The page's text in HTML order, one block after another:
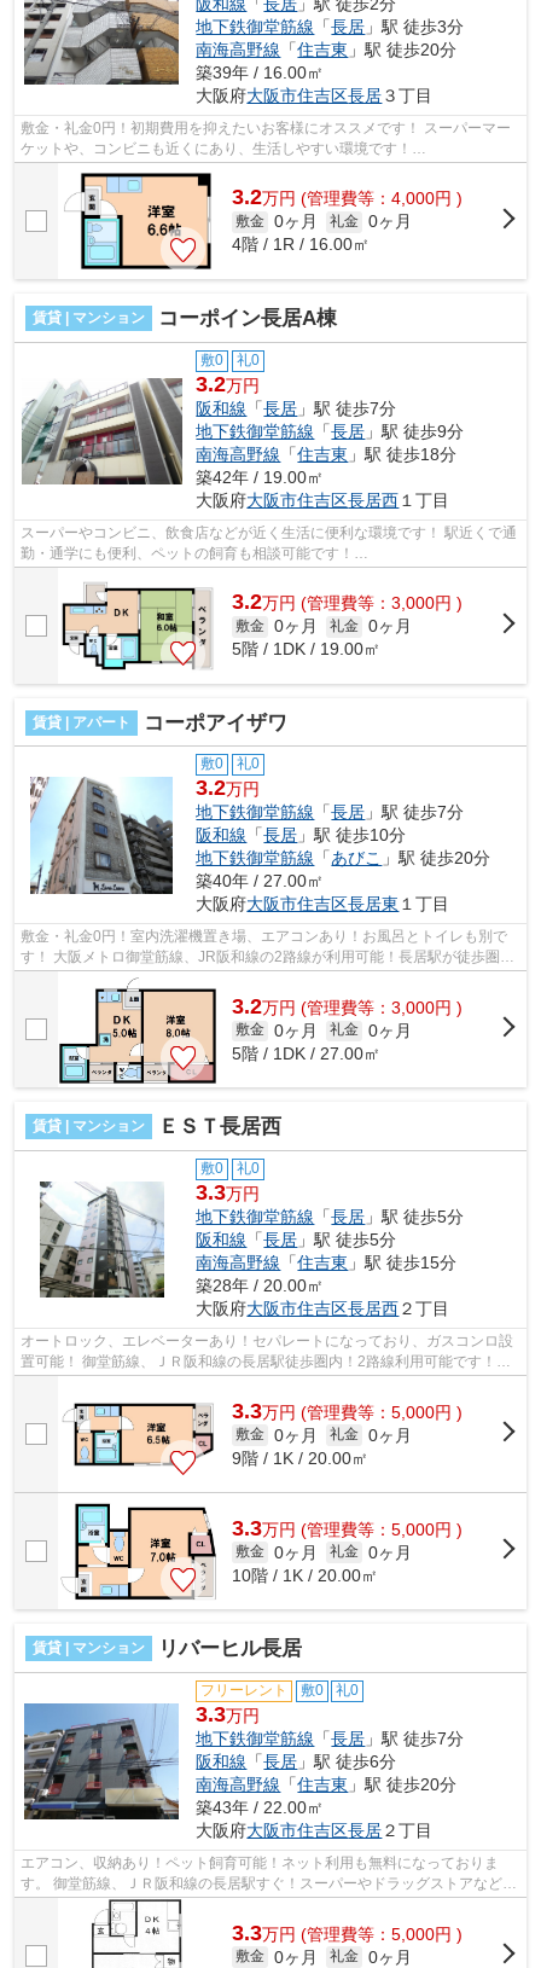
地下鉄御堂筋線 「長居 」駅 徒歩3分
南海高野線 「住吉東 」駅 徒歩20分
築39年 / 16.00㎡
大阪府大阪市住吉区長居３丁目
敷金・礼金0円！初期費用を抑えたいお客様にオススメです！ スーパーマー
ケットや、コンビニも近くにあり、生活しやすい環境です！
■□■□■□■□■□■□■□■□■□■□■□■□■□■□■□■□■□■□■□■□ ご覧...
3.2万円 (管理費等：4,000円 )
敷金 0ヶ月 礼金 0ヶ月
4階 / 1R / 16.00㎡
賃貸 | マンション コーポイン長居A棟
敷0 礼0
3.2万円
阪和線 「長居 」駅 徒歩7分
地下鉄御堂筋線 「長居 」駅 徒歩9分
南海高野線 「住吉東 」駅 徒歩18分
築42年 / 19.00㎡
大阪府大阪市住吉区長居西 １丁目
スーパーやコンビニ、飲食店などが近く生活に便利な環境です！ 駅近くで通
勤・通学にも便利、ペットの飼育も相談可能です！
■□■□■□■□■□■□■□■□■□■□■□■□■□■□■□■□■□■□■□■□ ご覧いただき...
3.2万円 (管理費等：3,000円 )
敷金 0ヶ月 礼金 0ヶ月
5階 / 1DK / 19.00㎡
賃貸 | アパート コーポアイザワ
敷0 礼0
3.2万円
地下鉄御堂筋線 「長居 」駅 徒歩7分
阪和線 「長居 」駅 徒歩10分
地下鉄御堂筋線 「あびこ 」駅 徒歩20分
築40年 / 27.00㎡
大阪府大阪市住吉区長居東 １丁目
敷金・礼金0円！室内洗濯機置き場、エアコンあり！お風呂とトイレも別で
す！ 大阪メトロ御堂筋線、JR阪和線の2路線が利用可能！長居駅が徒歩圏内
です！ ■□■□■□■□■□■□■□■□■□■□■□■□■□■...
3.2万円 (管理費等：3,000円 )
敷金 0ヶ月 礼金 0ヶ月
5階 / 1DK / 27.00㎡
賃貸 | マンション ＥＳＴ長居西
敷0 礼0
3.3万円
地下鉄御堂筋線 「長居 」駅 徒歩5分
阪和線 「長居 」駅 徒歩5分
南海高野線 「住吉東 」駅 徒歩15分
築28年 / 20.00㎡
大阪府大阪市住吉区長居西２丁目
オートロック、エレベーターあり！セパレートになっており、ガスコンロ設
置可能！ 御堂筋線、ＪＲ阪和線の長居駅徒歩圏内！2路線利用可能です！
■□■□■□■□■□■□■□■□■□■□■□■□■□■□■□■□■□...
3.3万円 (管理費等：5,000円 )
敷金 0ヶ月 礼金 0ヶ月
9階 / 1K / 20.00㎡
3.3万円 (管理費等：5,000円 )
敷金 0ヶ月 礼金 0ヶ月
10階 / 1K / 20.00㎡
賃貸 | マンション リバーヒル長居
フリーレント 敷0 礼0
3.3万円
地下鉄御堂筋線 「長居 」駅 徒歩7分
阪和線 「長居 」駅 徒歩6分
南海高野線 「住吉東 」駅 徒歩20分
築43年 / 22.00㎡
大阪府大阪市住吉区長居２丁目
エアコン、収納あり！ペット飼育可能！ネット利用も無料になっておりま
す。 御堂筋線、ＪＲ阪和線の長居駅すぐ！スーパーやドラッグストアなど近
くにあります。 ■□■□■□■□■□■□■□■□■□■...
3.3万円 (管理費等：5,000円 )
敷金 0ヶ月 礼金 0ヶ月